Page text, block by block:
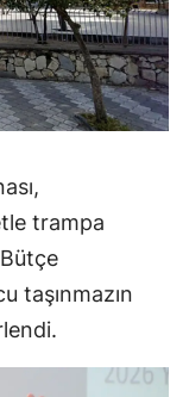
trampa
taşınmazın